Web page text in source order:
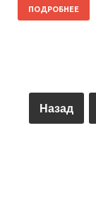
ПОДРОБНЕЕ
Назад